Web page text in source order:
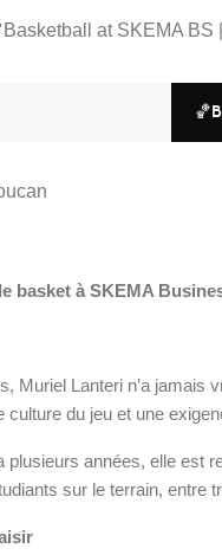
at SKEMA
basket à SKEMA
Muriel Lanteri n’a jamais
du jeu et une
années, elle est
sur le terrain,